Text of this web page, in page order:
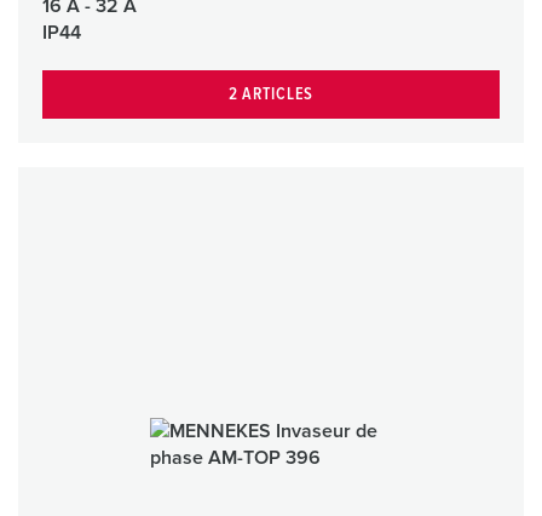
16 A - 32 A
IP44
2 ARTICLES